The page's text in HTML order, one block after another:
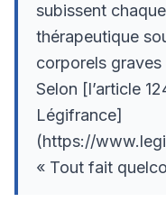
subissent
thérapeutique
corporels
Selon [l’article
Légifrance]
(https://
« Tout fait quelco